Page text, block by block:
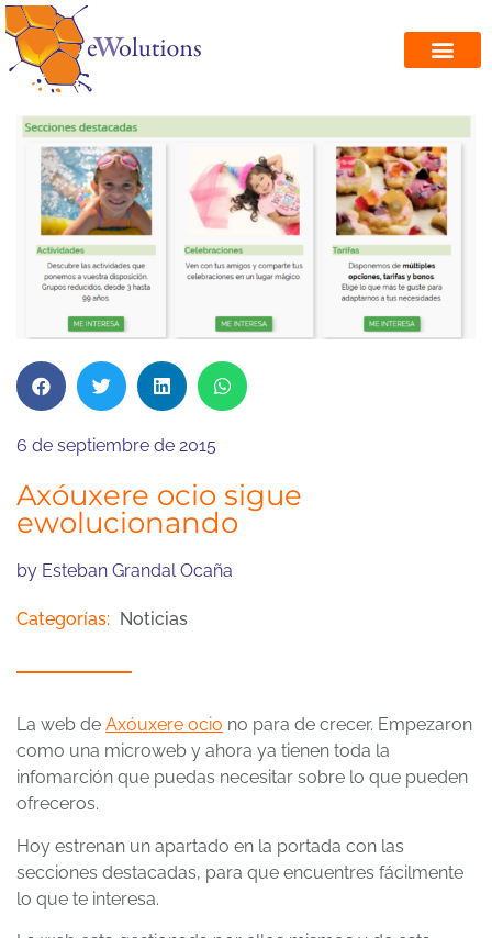
6 de septiembre de 2015
Axóuxere ocio sigue
ewolucionando
by Esteban Grandal Ocaña
Categorías: Noticias
La web de Axóuxere ocio no para de crecer. Empezaron
como una microweb y ahora ya tienen toda la
infomarción que puedas necesitar sobre lo que pueden
ofreceros.
Hoy estrenan un apartado en la portada con las
secciones destacadas, para que encuentres fácilmente
lo que te interesa.